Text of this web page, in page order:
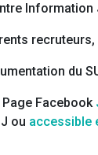
Information
du
Page Facebook
ou accessible